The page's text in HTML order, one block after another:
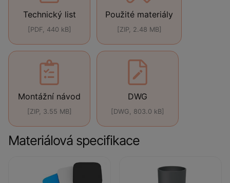
Technický list
[PDF, 440 kB]
Použité materiály
[ZIP, 2.48 MB]
Montážní návod
[ZIP, 3.55 MB]
DWG
[DWG, 803.0 kB]
Materiálová specifikace